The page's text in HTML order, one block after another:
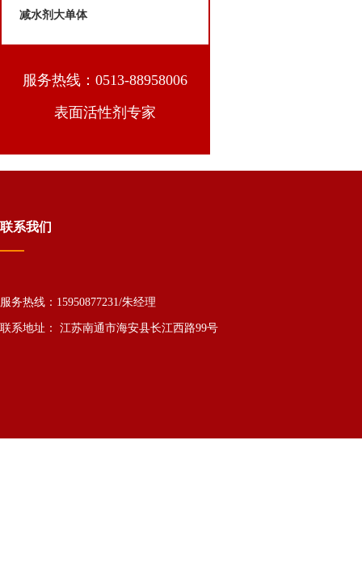
减水剂大单体
服务热线：0513-88958006
表面活性剂专家
联系我们
服务热线：15950877231/朱经理
联系地址： 江苏南通市海安县长江西路99号